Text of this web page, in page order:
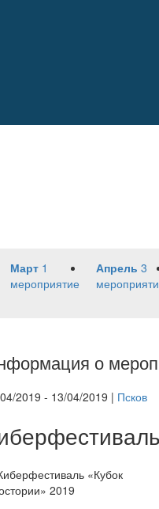
Март 1
мероприятие
Апрель 3
о
2019 - 13/04/2019 | Псков